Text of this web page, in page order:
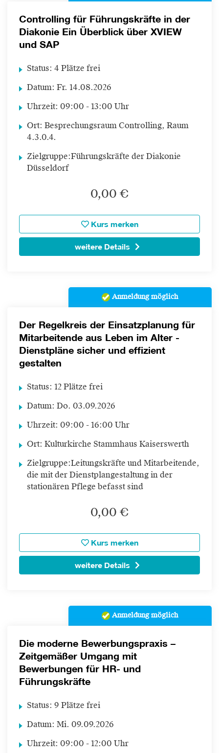
Controlling für Führungskräfte in der
Diakonie Ein Überblick über XVIEW
und SAP
Status: 4 Plätze frei
Datum: Fr. 14.08.2026
Uhrzeit: 09:00 - 13:00 Uhr
Ort: Besprechungsraum Controlling, Raum
4.3.0.4.
Zielgruppe:Führungskräfte der Diakonie
Düsseldorf
0,00 €
Kurs merken
weitere Details
Anmeldung möglich
Der Regelkreis der Einsatzplanung für
Mitarbeitende aus Leben im Alter -
Dienstpläne sicher und effizient
gestalten
Status: 12 Plätze frei
Datum: Do. 03.09.2026
Uhrzeit: 09:00 - 16:00 Uhr
Ort: Kulturkirche Stammhaus Kaiserswerth
Zielgruppe:Leitungskräfte und Mitarbeitende,
die mit der Dienstplangestaltung in der
stationären Pflege befasst sind
0,00 €
Kurs merken
weitere Details
Anmeldung möglich
Die moderne Bewerbungspraxis –
Zeitgemäßer Umgang mit
Bewerbungen für HR- und
Führungskräfte
Status: 9 Plätze frei
Datum: Mi. 09.09.2026
Uhrzeit: 09:00 - 12:00 Uhr